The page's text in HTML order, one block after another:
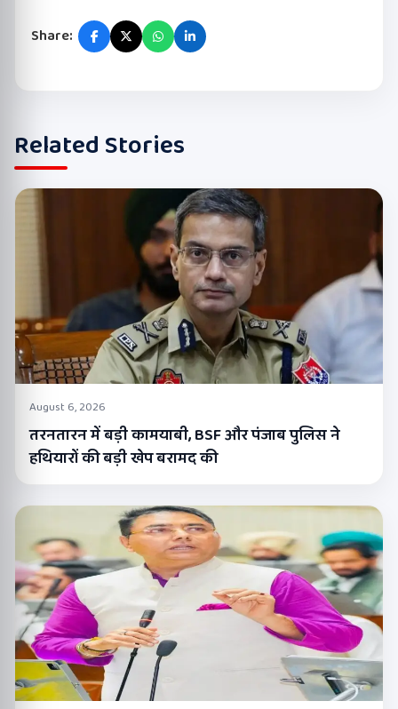
Share:
Related Stories
August 6, 2026
तरनतारन में बड़ी कामयाबी, BSF और पंजाब पुलिस ने
हथियारों की बड़ी खेप बरामद की